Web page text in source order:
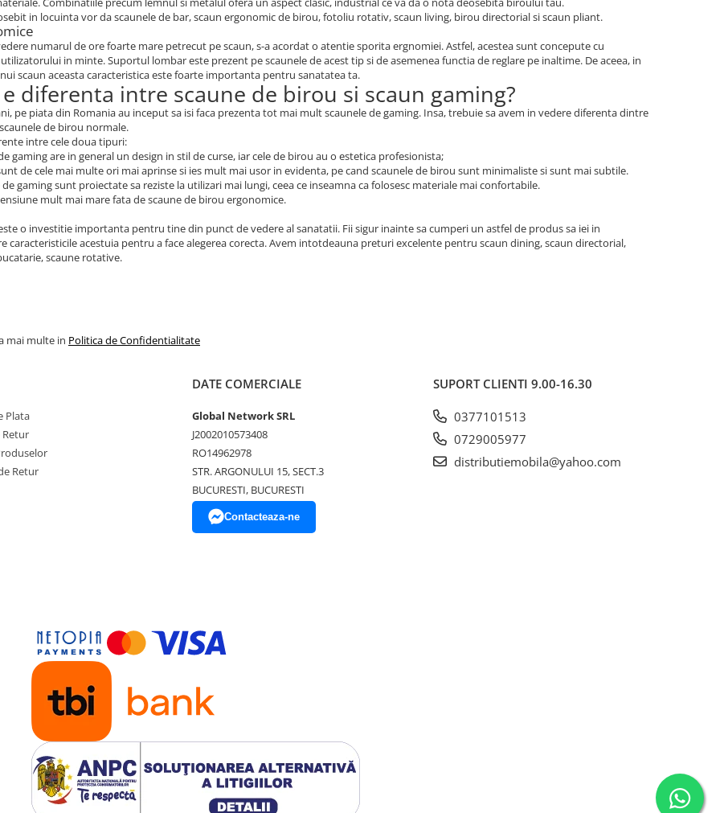
in locuinta vor da scaunele de bar, scaun ergonomic de birou, fotoliu rotativ, scaun living, birou directorial si scaun pliant.
numarul de ore foarte mare petrecut pe scaun, s-a acordat o atentie sporita ergnomiei. Astfel, acestea sunt concepute cu
in minte. Suportul lombar este prezent pe scaunele de acest tip si de asemenea functia de reglare pe inaltime. De aceea, in
scaun aceasta caracteristica este foarte importanta pentru sanatatea ta.
e diferenta intre scaune de birou si scaun gaming?
pe piata din Romania au inceput sa isi faca prezenta tot mai mult scaunele de gaming. Insa, trebuie sa avem in vedere diferenta dintre
de birou normale.
intre cele doua tipuri:
gaming are in general un design in stil de curse, iar cele de birou au o estetica profesionista;
de cele mai multe ori mai aprinse si ies mult mai usor in evidenta, pe cand scaunele de birou sunt minimaliste si sunt mai subtile.
de gaming sunt proiectate sa reziste la utilizari mai lungi, ceea ce inseamna ca folosesc materiale mai confortabile.
mult mai mare fata de scaune de birou ergonomice.
o investitie importanta pentru tine din punct de vedere al sanatatii. Fii sigur inainte sa cumperi un astfel de produs sa iei in
caracteristicile acestuia pentru a face alegerea corecta. Avem intotdeauna preturi excelente pentru scaun dining, scaun directorial,
scaune rotative.
mai multe in Politica de Confidentialitate
Plata
Retur
Retur
DATE COMERCIALE
Global Network SRL
J2002010573408
RO14962978
STR. ARGONULUI 15, SECT.3
BUCURESTI, BUCURESTI
Contacteaza-ne
SUPORT CLIENTI 9.00-16.30
0377101513
0729005977
distributiemobila@yahoo.com